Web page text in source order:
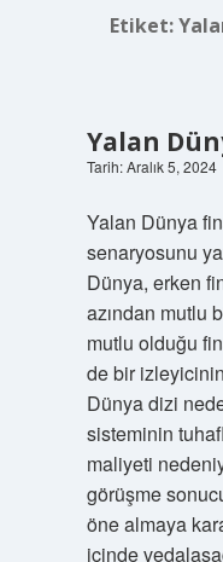
Etiket:
Yalan
Tarih: Aralık 5, 2024
Yalan Dünya
senaryosunu
Dünya, erken
azından mutlu
mutlu olduğu
de bir
Dünya dizi
sisteminin
maliyeti
görüşme
öne almaya
içinde